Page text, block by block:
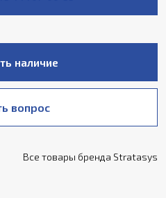
наличие
вопрос
Все товары бренда Stratasys